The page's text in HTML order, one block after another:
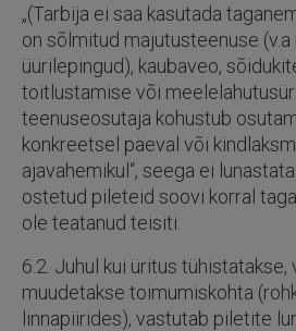
„(Tarbija ei saa kasutada
on sõlmitud majutusteenuse (v.a
üürilepingud), kaubaveo,
toitlustamise või
teenuseosutaja kohustub
konkreetsel päeval või
ajavahemikul“, seega ei
ostetud pileteid soovi korral
ole teatanud teisiti.
6.2. Juhul kui üritus tühistatakse,
muudetakse toimumiskohta
linnapiirides), vastutab piletite